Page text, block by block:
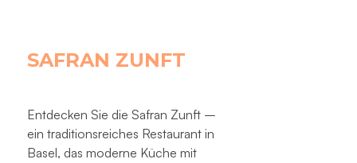
SAFRAN ZUNFT
Entdecken Sie die Safran Zunft –
ein traditionsreiches Restaurant in
Basel, das moderne Küche mit